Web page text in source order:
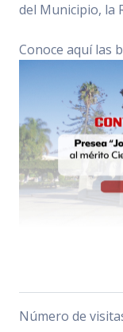
del Municipio, la
Conoce aquí las
Número de